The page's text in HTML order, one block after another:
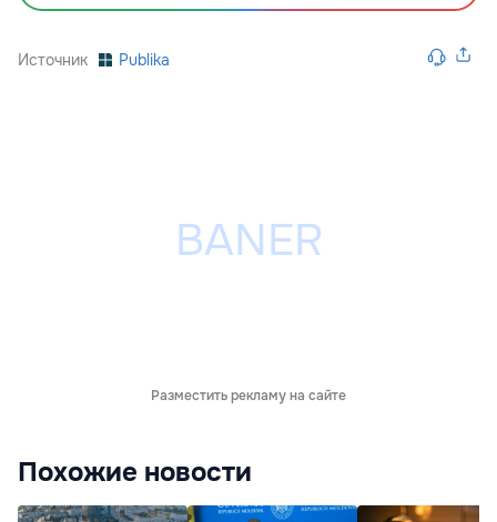
Источник Publika
Разместить рекламу на сайте
Похожие новости